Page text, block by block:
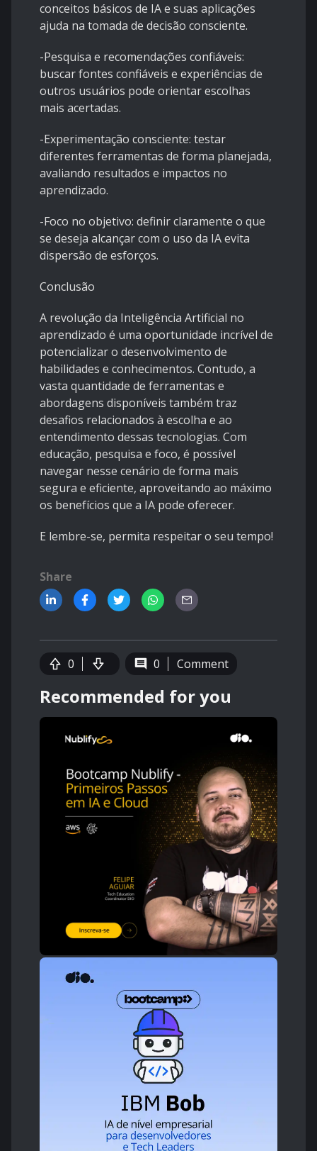
conceitos básicos de IA e suas aplicações
ajuda na tomada de decisão consciente.
-Pesquisa e recomendações confiáveis:
buscar fontes confiáveis e experiências de
outros usuários pode orientar escolhas
mais acertadas.
-Experimentação consciente: testar
diferentes ferramentas de forma planejada,
avaliando resultados e impactos no
aprendizado.
-Foco no objetivo: definir claramente o que
se deseja alcançar com o uso da IA evita
dispersão de esforços.
Conclusão
A revolução da Inteligência Artificial no
aprendizado é uma oportunidade incrível de
potencializar o desenvolvimento de
habilidades e conhecimentos. Contudo, a
vasta quantidade de ferramentas e
abordagens disponíveis também traz
desafios relacionados à escolha e ao
entendimento dessas tecnologias. Com
educação, pesquisa e foco, é possível
navegar nesse cenário de forma mais
segura e eficiente, aproveitando ao máximo
os benefícios que a IA pode oferecer.
E lembre-se, permita respeitar o seu tempo!
Share
0 0 Comment
Recommended for you